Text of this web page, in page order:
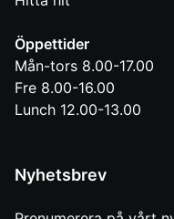
Öppettider
Mån-tors 8.00-17.00
Fre 8.00-16.00
Lunch 12.00-13.00
Nyhetsbrev